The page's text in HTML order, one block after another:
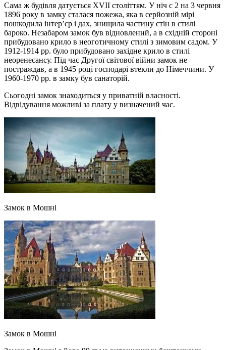
Сама ж будівля датується XVII століттям. У ніч c 2 на 3 червня
1896 року в замку сталася пожежа, яка в серйозній мірі
пошкодила інтер’єр і дах, знищила частину стін в стилі
бароко. Незабаром замок був відновлений, а в східній стороні
прибудовано крило в неоготичному стилі з зимовим садом. У
1912-1914 рр. було прибудовано західне крило в стилі
неоренесансу. Під час Другої світової війни замок не
постраждав, а в 1945 році господарі втекли до Німеччини. У
1960-1970 рр. в замку був санаторій.
Сьогодні замок знаходиться у приватній власності.
Відвідування можливі за плату у визначений час.
Замок в Мошні
Замок в Мошні